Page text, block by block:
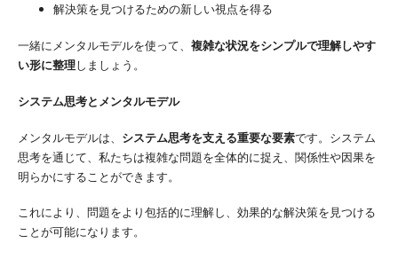
解決策を見つけるための新しい視点を得る
一緒にメンタルモデルを使って、 複雑な状況をシンプルで理解しやす
い形に整理しましょう。
システム思考とメンタルモデル
メンタルモデルは、 システム思考を支える重要な要素です。システム
思考を通じて、私たちは複雑な問題を全体的に捉え、関係性や因果を
明らかにすることができます。
これにより、問題をより包括的に理解し、効果的な解決策を見つける
ことが可能になります。